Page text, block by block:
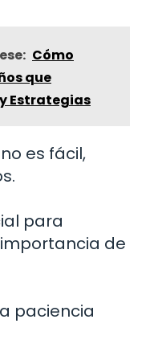
Cómo
que
Estrategias
es fácil,
para
de
paciencia